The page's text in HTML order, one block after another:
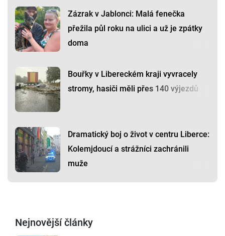
Zázrak v Jablonci: Malá fenečka
přežila půl roku na ulici a už je zpátky
doma
Bouřky v Libereckém kraji vyvracely
stromy, hasiči měli přes 140 výjezdů
Dramatický boj o život v centru Liberce:
Kolemjdoucí a strážníci zachránili
muže
Nejnovější články